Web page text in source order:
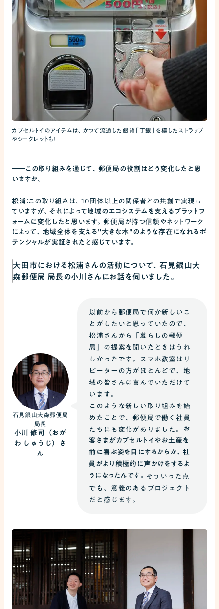
カプセルトイのアイテムは、かつて流通した銀貨「丁銀」を模したストラップ
やシークレットも！
――この取り組みを通じて、郵便局の役割はどう変化したと思
いますか。
松浦：この取り組みは、10団体以上の関係者との共創で実現し
ていますが、それによって地域のエコシステムを支えるプラットフ
ォームに変化したと思います。郵便局が持つ信頼やネットワーク
によって、 地域全体を支える"大きな木"のような存在になれるポ
テンシャルが実証されたと感じています。
大田市における松浦さんの活動について、石見銀山大
森郵便局 局長の小川さんにお話を伺いました。
石見銀山大森郵便局
局長
小川 修司（おが
わ しゅうじ）さ
ん
以前から郵便局で何か新しいこ
とがしたいと思っていたので、
松浦さんから「暮らしの郵便
局」の提案を聞いたときはうれ
しかったです。スマホ教室はリ
ピーターの方がほとんどで、地
域の皆さんに喜んでいただけて
います。
このような新しい取り組みを始
めたことで、郵便局で働く社員
たちにも変化がありました。 お
客さまがカプセルトイやお土産を
前に喜ぶ姿を目にするからか、社
員がより積極的に声かけをするよ
うになったんです。 そういった点
でも、意義のあるプロジェクト
だと感じます。